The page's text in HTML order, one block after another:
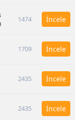
1474 İncele
1709 İncele
2435 İncele
2435 İncele